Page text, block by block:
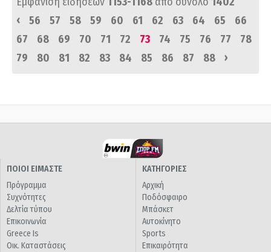
‹
56 57 58 59 60 61 62 63 64 65
66
67
68 69 70 71 72 73 74 75 76 77
78
79
80 81 82 83 84 85 86 87 88 ›
ΠΟΙΟΙ ΕΙΜΑΣΤΕ
Πρόγραμμα
Συχνότητες
Δελτία τύπου
Επικοινωνία
Greece Is
Οικ. Καταστάσεις
ΚΑΤΗΓΟΡΙΕΣ
Αρχική
Ποδόσφαιρο
Μπάσκετ
Αυτοκίνητο
Sports
Επικαιρότητα